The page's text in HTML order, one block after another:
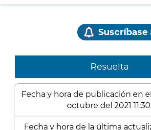
Suscríbase
Resuelta
Fecha y hora de publicación en
octubre del 2021
Fecha y hora de la última